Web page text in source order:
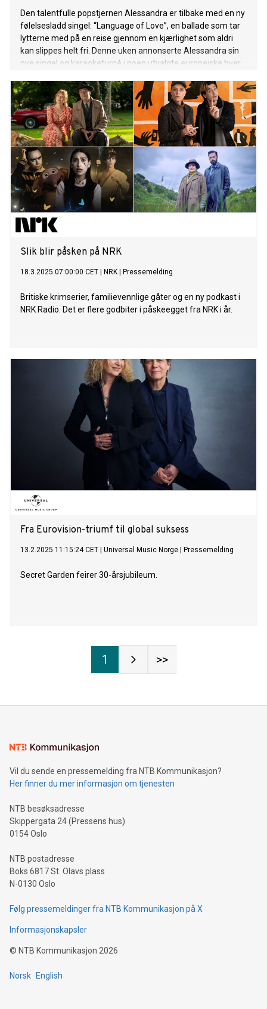
Den talentfulle popstjernen Alessandra er tilbake med en ny
følelsesladd singel: “Language of Love”, en ballade som tar
lytterne med på en reise gjennom en kjærlighet som aldri
kan slippes helt fri. Denne uken annonserte Alessandra sin
nye singel og karaoketurné i noen utvalgte europeiske byer.
Alessandras fans, med over 1200 forhåndslagringer av
låten og 6000 medlemmer av nyhetsbrevet til Alessandra.
Du finner også Alessandra i ukens episode av Ylvis mot Ylvis
på TV2. “‘Language of Love’ handler om den intense følelsen
av en kjærlighet du aldri klarer å slippe taket på – en
kjærlighet som er død, men som fortsatt lever i deg. Det er
et menneske som vil ha en plass i hjertet ditt for
alltid,” forklarer Alessandra. Hun spør: “Hvor mange
ganger, og på hvor mange måter må jeg fortelle at jeg elsker
deg?” – et uttrykk for en uendelig lengsel etter å forstå og
redde en kjærlighet som er tapt. Etter nesten fire år i Norge,
forteller Alessandr
Slik blir påsken på NRK
18.3.2025 07:00:00 CET NRK Pressemelding
Britiske krimserier, familievennlige gåter og en ny podkast i
NRK Radio. Det er flere godbiter i påskeegget fra NRK i år.
Fra Eurovision-triumf til global suksess
13.2.2025 11:15:24 CET Universal Music Norge Pressemelding
Secret Garden feirer 30-årsjubileum.
1 >>
Vil du sende en pressemelding fra NTB Kommunikasjon?
Her finner du mer informasjon om tjenesten
NTB besøksadresse
Skippergata 24 (Pressens hus)
0154 Oslo
NTB postadresse
Boks 6817 St. Olavs plass
N-0130 Oslo
Følg pressemeldinger fra NTB Kommunikasjon på X
Informasjonskapsler
© NTB Kommunikasjon 2026
Norsk English